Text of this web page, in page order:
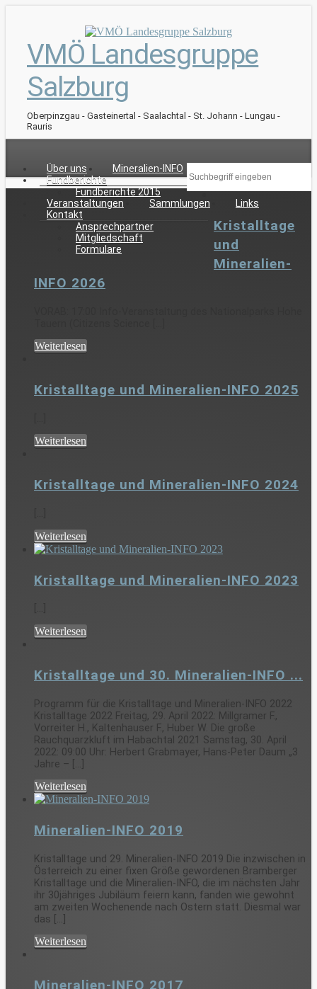
VMÖ Landesgruppe
Salzburg
Oberpinzgau - Gasteinertal - Saalachtal - St. Johann - Lungau -
Rauris
Über uns
Mineralien-INFO
Fundberichte
Fundberichte 2015
Veranstaltungen
Sammlungen
Links
Kontakt
Ansprechpartner
Mitgliedschaft
Formulare
Kristalltage
und
Mineralien-
INFO 2026
Weiterlesen
Kristalltage und Mineralien-INFO 2025
Weiterlesen
Kristalltage und Mineralien-INFO 2024
Weiterlesen
Kristalltage und Mineralien-INFO 2023
Weiterlesen
Kristalltage und 30. Mineralien-INFO ...
Programm für die Kristalltage und Mineralien-INFO 2022
Kristalltage 2022 Freitag, 29. April 2022: Millgramer F.,
Vorreiter H., Kaltenhauser F., Huber W. Die große
Rauchquarzkluft im Habachtal 2021 Samstag, 30. April
2022: 09:00 Uhr: Herbert Grabmayer, Hans-Peter Daum „3
Jahre – [...]
Weiterlesen
Mineralien-INFO 2019
Kristalltage und 29. Mineralien-INFO 2019 Die inzwischen in
Österreich zu einer fixen Größe gewordenen Bramberger
Kristalltage und die Mineralien-INFO, die im nächsten Jahr
ihr 30jähriges Jubiläum feiern kann, fanden wie gewohnt
am zweiten Wochenende nach Ostern statt. Diesmal war
das [...]
Weiterlesen
Mineralien-INFO 2017